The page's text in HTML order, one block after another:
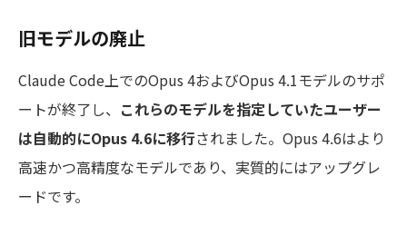
旧モデルの廃止
Claude Code上でのOpus 4およびOpus 4.1モデルのサポ
ートが終了し、 これらのモデルを指定していたユーザー
は自動的にOpus 4.6に移行されました。Opus 4.6はより
高速かつ高精度なモデルであり、実質的にはアップグレ
ードです。